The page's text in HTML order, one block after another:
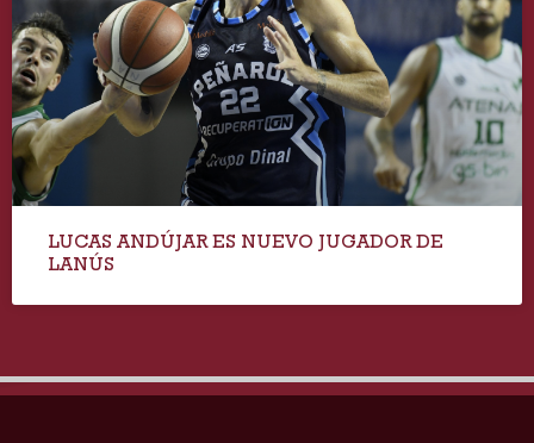
LUCAS ANDÚJAR ES NUEVO JUGADOR DE
LANÚS